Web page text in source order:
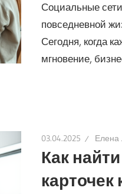
Социальные
повседневной
Сегодня, когда
мгновение,
03.04.2025 Елена
Как
карточек